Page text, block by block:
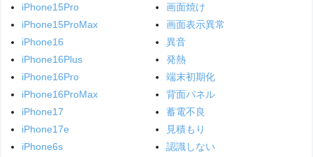
iPhone15Pro
iPhone15ProMax
iPhone16
iPhone16Plus
iPhone16Pro
iPhone16ProMax
iPhone17
iPhone17e
iPhone6s
画面焼け
画面表示異常
異音
発熱
端末初期化
背面パネル
蓄電不良
見積もり
認識しない